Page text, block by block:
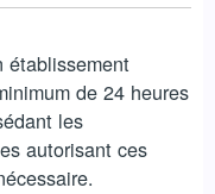
établissement
de 24 heures
les
autorisant ces